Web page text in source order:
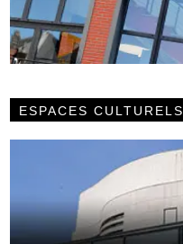
ESPACES CULTURELS